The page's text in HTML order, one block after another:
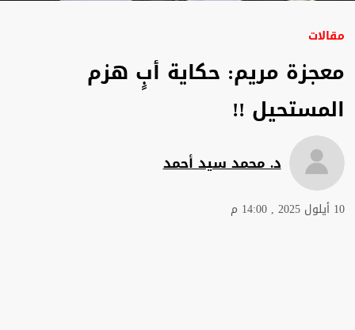
مقالات
معجزة مريم: حكاية أبٍ هزم
المستحيل !!
د. محمد سيد أحمد
10 أيلول 2025 , 14:00 م